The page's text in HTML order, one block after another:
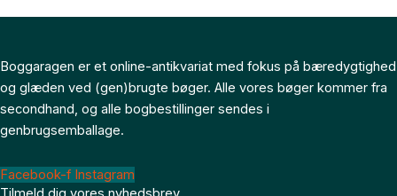
Boggaragen er et online-antikvariat med fokus på bæredygtighed
og glæden ved (gen)brugte bøger. Alle vores bøger kommer fra
secondhand, og alle bogbestillinger sendes i
genbrugsemballage.
Facebook-f Instagram